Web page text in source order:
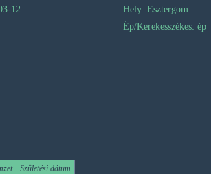
12 Hely: Esztergom
Ép/Kerekesszékes: ép
Születési dátum